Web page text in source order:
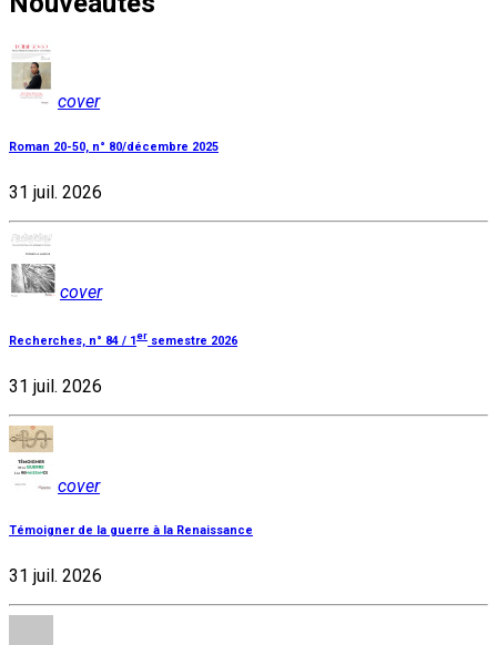
cover
Roman 20-50, n° 80/décembre 2025
31 juil. 2026
cover
Recherches, n° 84 / 1er semestre 2026
31 juil. 2026
cover
Témoigner de la guerre à la Renaissance
31 juil. 2026